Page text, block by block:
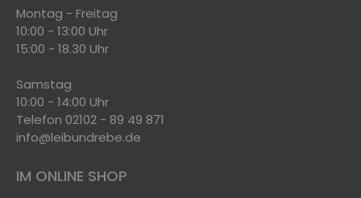
Montag - Freitag
10:00 - 13:00 Uhr
15:00 - 18.30 Uhr
Samstag
10:00 - 14:00 Uhr
Telefon 02102 - 89 49 871
info@leibundrebe.de
IM ONLINE SHOP